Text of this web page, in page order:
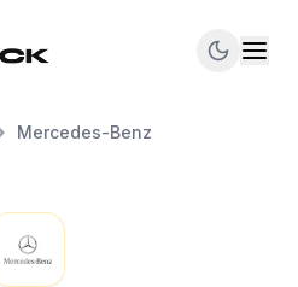
Mercedes-Benz